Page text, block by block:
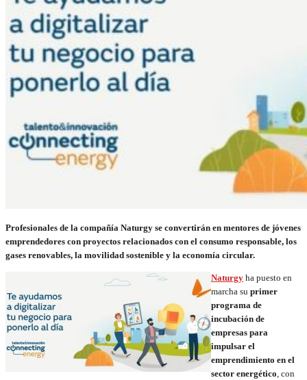
Profesionales de la compañía Naturgy se convertirán en mentores de jóvenes
emprendedores con proyectos relacionados con el consumo responsable, los
gases renovables, la movilidad sostenible y la economía circular.
Naturgy ha puesto en
marcha su primer
programa de
incubación de
empresas para
impulsar el
emprendimiento en el
sector energético, con